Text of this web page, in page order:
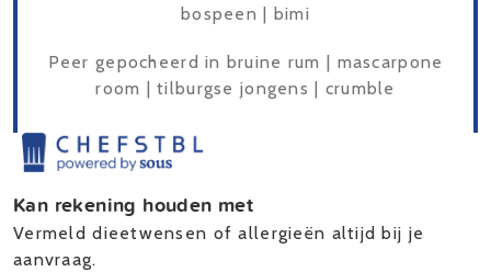
bospeen | bimi
Peer gepocheerd in bruine rum | mascarpone
room | tilburgse jongens | crumble
Kan rekening houden met
Vermeld dieetwensen of allergieën altijd bij je
aanvraag.